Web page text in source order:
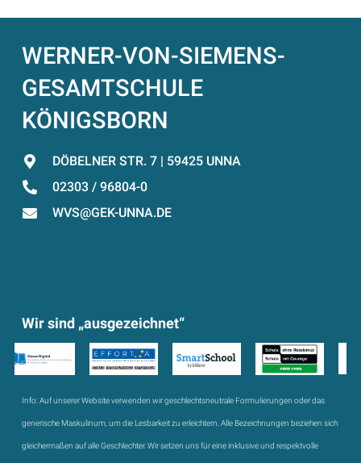
WERNER-VON-SIEMENS-
GESAMTSCHULE
KÖNIGSBORN
DÖBELNER STR. 7 | 59425 UNNA
02303 / 96804-0
WVS@GEK-UNNA.DE
Wir sind „ausgezeichnet“
Info:Auf unserer Website verwenden wir geschlechtsneutrale Formulierungen oder das
generische Maskulinum, um die Lesbarkeit zu erleichtern. Alle Bezeichnungen beziehen sich
gleichermaßen auf alle Geschlechter. Wir setzen uns für eine inklusive und respektvolle